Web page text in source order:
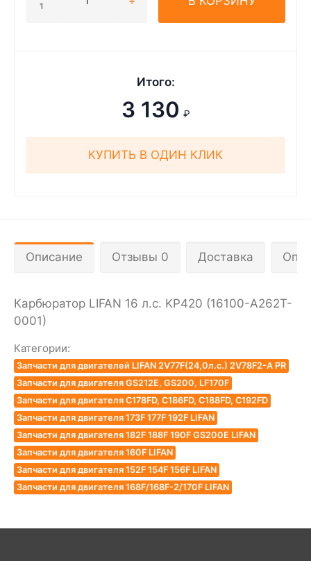
1
Итого:
3 130 ₽
КУПИТЬ В ОДИН КЛИК
Описание Отзывы 0 Доставка
Карбюратор LIFAN 16 л.с. KP420 (16100-A262T-
0001)
Категории:
Запчасти для двигателей LIFAN 2V77F(24,0л.с.) 2V78F2-A PR
Запчасти для двигателя GS212E, GS200, LF170F
Запчасти для двигателя C178FD, C186FD, C188FD, C192FD
Запчасти для двигателя 173F 177F 192F LIFAN
Запчасти для двигателя 182F 188F 190F GS200E LIFAN
Запчасти для двигателя 160F LIFAN
Запчасти для двигателя 152F 154F 156F LIFAN
Запчасти для двигателя 168F/168F-2/170F LIFAN